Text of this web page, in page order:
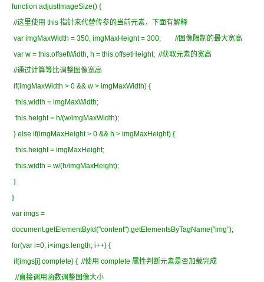
function adjustImageSize() {
//这里使用 this 指针来代替传参的当前元素，下面有解释
var imgMaxWidth = 350, imgMaxHeight = 300; //图像限制的最大宽高
var w = this.offsetWidth, h = this.offsetHeight; //获取元素的宽高
//通过计算等比调整图像宽高
if(imgMaxWidth > 0 && w > imgMaxWidth) {
this.width = imgMaxWidth;
this.height = h/(w/imgMaxWidth);
} else if(imgMaxHeight > 0 && h > imgMaxHeight) {
this.height = imgMaxHeight;
this.width = w/(h/imgMaxHeight);
}
}
var imgs =
document.getElementById("content").getElementsByTagName("img");
for(var i=0; i<imgs.length; i++) {
if(imgs[i].complete) { //使用 complete 属性判断元素是否加载完成
//直接调用函数调整图像大小